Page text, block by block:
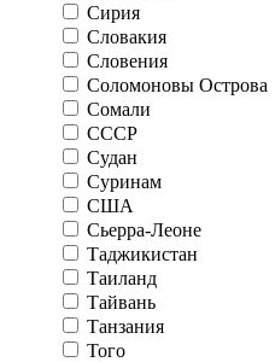
Сирия
Словакия
Словения
Соломоновы Острова
Сомали
СССР
Судан
Суринам
США
Сьерра-Леоне
Таджикистан
Таиланд
Тайвань
Танзания
Того